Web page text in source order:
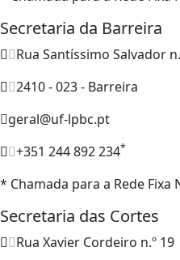
Secretaria da Barreira
Rua Santíssimo Salvador
2410 - 023 - Barreira
geral@uf-lpbc.pt
+351 244 892 234*
* Chamada para a Rede Fixa
Secretaria das Cortes
Rua Xavier Cordeiro n.º 19